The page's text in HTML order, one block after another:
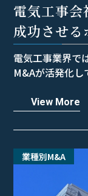
電気工事会
成功させ
電気工事業界で
M&Aが活発化し
View More
業種別M&A